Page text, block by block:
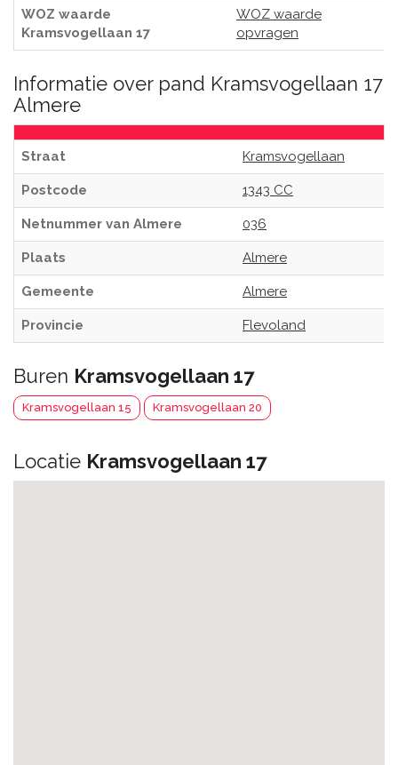
WOZ waarde
Kramsvogellaan 17
WOZ waarde
opvragen
Informatie over pand Kramsvogellaan 17
Almere
Straat Kramsvogellaan
Postcode 1343 CC
Netnummer van Almere 036
Plaats Almere
Gemeente Almere
Provincie Flevoland
Buren Kramsvogellaan 17
Kramsvogellaan 15 Kramsvogellaan 20
Locatie Kramsvogellaan 17